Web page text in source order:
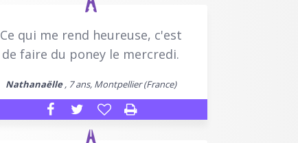
Ce qui me rend heureuse, c'est
de faire du poney le mercredi.
Nathanaëlle, 7 ans, Montpellier (France)